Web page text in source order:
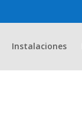
Instalaciones